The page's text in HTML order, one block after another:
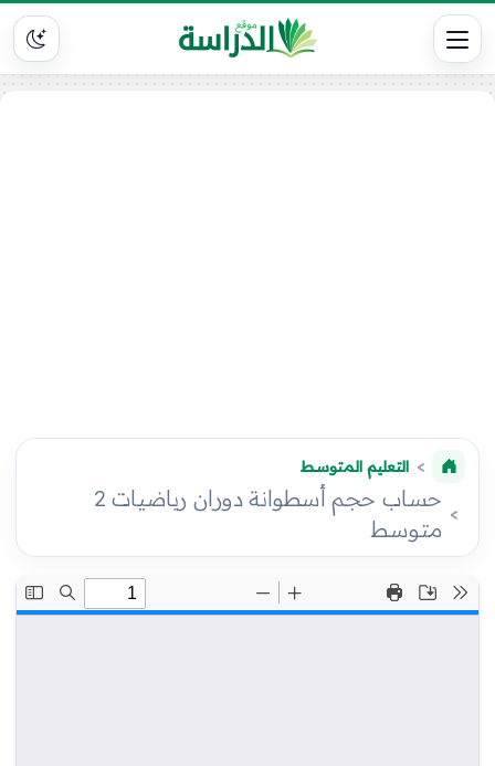
التعليم المتوسط
حساب حجم أسطوانة دوران رياضيات 2
متوسط